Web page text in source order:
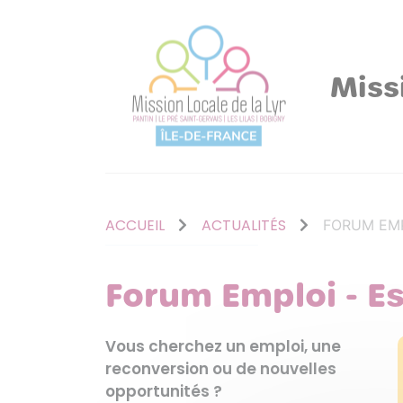
ACCUEIL ACTUALITÉS FORUM
Forum Emploi -
Vous cherchez un emploi, une
reconversion ou de nouvelles
opportunités ?